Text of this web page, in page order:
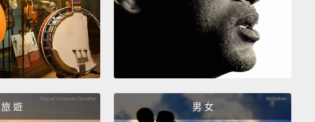
The first of three consecutive titles for the Lakers.
這是湖人締造三連霸紫金王朝的第一年。
The Los Angeles Lakers have made it three straight NBA
洛杉磯湖人隊連續三年獲得 NBA 總冠軍。
旅 遊 男 女